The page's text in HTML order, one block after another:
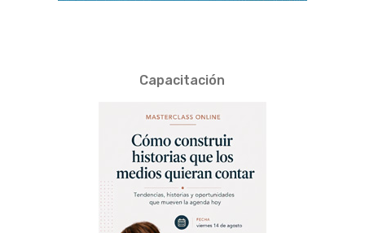
Capacitación